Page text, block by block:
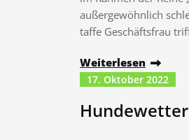
außergewöhnlich
taffe Geschäftsfrau
Weiterlesen
17. Oktober 2022